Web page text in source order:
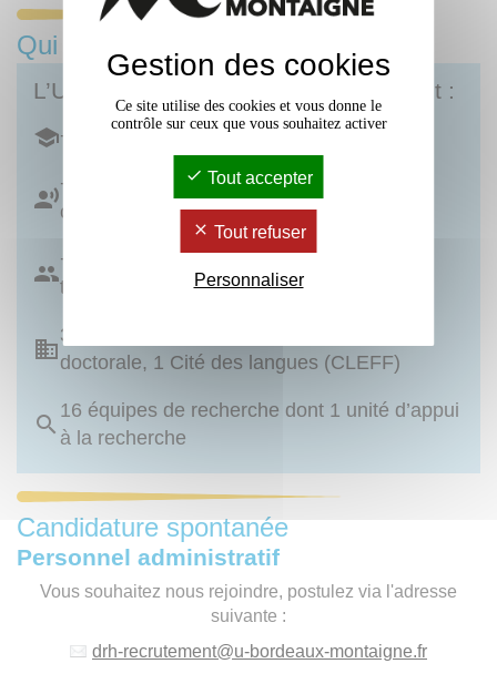
Qui sommes-nous ?
L’Université Bordeaux Montaigne c’est :
+ de 16 500 étudiant·es
+ de 700 personnels enseignants et
chercheurs
+ de 500 personnels administratifs et
techniques
3 UFR, 2 instituts (IJBA et IUT), 1 école
doctorale, 1 Cité des langues (CLEFF)
16 équipes de recherche dont 1 unité d’appui
à la recherche
Candidature spontanée
Personnel administratif
Vous souhaitez nous rejoindre, postulez via l'adresse
suivante :
drh-recrutement@u-bordeaux-montaigne.fr
Gestion des cookies
Ce site utilise des cookies et vous donne le
contrôle sur ceux que vous souhaitez activer
Tout accepter
Tout refuser
Personnaliser